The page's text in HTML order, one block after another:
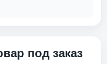
под заказ